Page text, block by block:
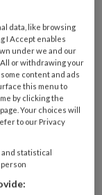
wij voor
dit blog.
data, like browsing
I Accept enables
under we and our
or withdrawing your
content and ads
this menu to
by clicking the
Your choices will
to our Privacy
statistical